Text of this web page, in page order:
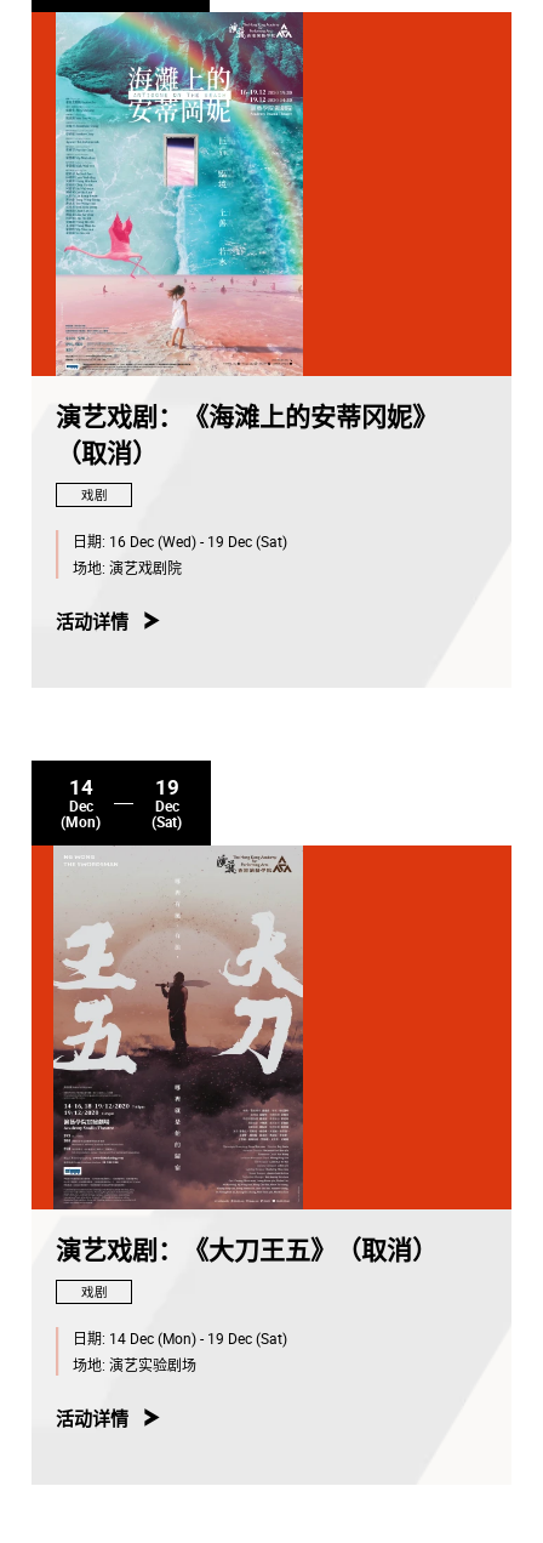
演艺戏剧：《海滩上的安蒂冈妮》
（取消）
戏剧
日期: 16 Dec (Wed) - 19 Dec (Sat)
场地: 演艺戏剧院
活动详情
14
Dec
(Mon)
19
Dec
(Sat)
演艺戏剧：《大刀王五》（取消）
戏剧
日期: 14 Dec (Mon) - 19 Dec (Sat)
场地: 演艺实验剧场
活动详情